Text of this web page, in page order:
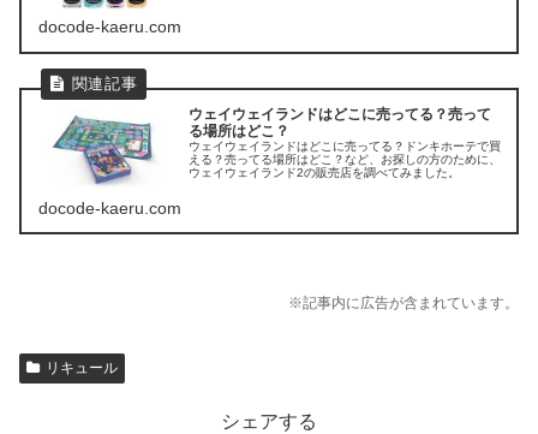
docode-kaeru.com
ウェイウェイランドはどこに売ってる？売って
る場所はどこ？
ウェイウェイランドはどこに売ってる？ドンキホーテで買
える？売ってる場所はどこ？など、お探しの方のために、
ウェイウェイランド2の販売店を調べてみました。
docode-kaeru.com
※記事内に広告が含まれています。
リキュール
シェアする